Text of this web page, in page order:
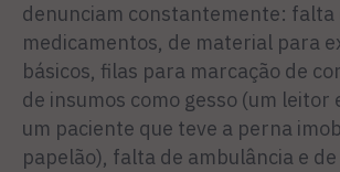
denunciam constan­temente: falta
medicamentos, de material para
básicos, filas para marcação de
de insumos como ges­so (um leitor
um paciente que teve a perna
papelão), falta de ambulância e